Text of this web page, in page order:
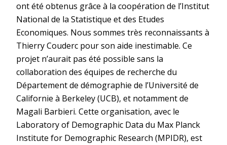
ont été obtenus grâce à la coopération de l’Institut
National de la Statistique et des Etudes
Economiques. Nous sommes très reconnaissants à
Thierry Couderc pour son aide inestimable. Ce
projet n’aurait pas été possible sans la
collaboration des équipes de recherche du
Département de démographie de l’Université de
Californie à Berkeley (UCB), et notamment de
Magali Barbieri. Cette organisation, avec le
Laboratory of Demographic Data du Max Planck
Institute for Demographic Research (MPIDR), est